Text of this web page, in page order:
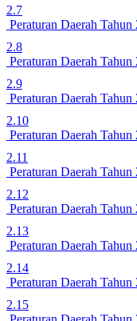
2.7
Peraturan Daerah Tahun
2.8
Peraturan Daerah Tahun
2.9
Peraturan Daerah Tahun
2.10
Peraturan Daerah Tahun
2.11
Peraturan Daerah Tahun
2.12
Peraturan Daerah Tahun
2.13
Peraturan Daerah Tahun
2.14
Peraturan Daerah Tahun
2.15